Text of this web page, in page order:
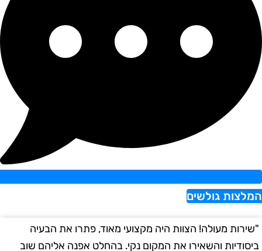
גולשים
מעולה! הצוות היה מקצועי מאוד, פתרו את הבעיה
והשאירו את המקום נקי. בהחלט אפנה אליהם שוב